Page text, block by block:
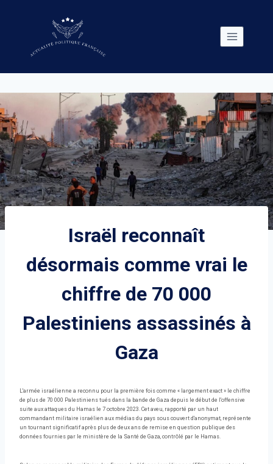
Israël reconnaît
désormais comme vrai le
chiffre de 70 000
Palestiniens assassinés à
Gaza
L'armée israélienne a reconnu pour la première fois comme « largement exact » le chiffre
de plus de 70 000 Palestiniens tués dans la bande de Gaza depuis le début de l'offensive
suite aux attaques du Hamas le 7 octobre 2023. Cet aveu, rapporté par un haut
commandant militaire israélien aux médias du pays sous couvert d'anonymat, représente
un tournant significatif après plus de deux ans de remise en question publique des
données fournies par le ministère de la Santé de Gaza, contrôlé par le Hamas.